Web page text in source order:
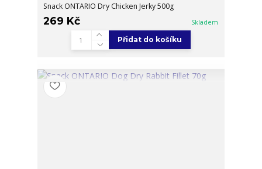
Snack ONTARIO Dry Chicken Jerky 500g
269 Kč Skladem
Přidat do košíku